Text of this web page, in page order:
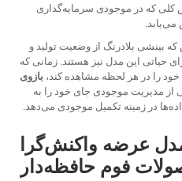
که در موجودی سرمایه‌گذاری
بینشی بلادرنگ از وضعیت تولید و
حیاتی این مدل نیز هستند. زمانی که
را در هر لحظه مشاهده کند، بازوی
مدیریت موجودی جای خود را به
در زمینه تکمیل موجودی می‌دهد.
عرضه واکنش‌گرا
فوم حافظه‌دار